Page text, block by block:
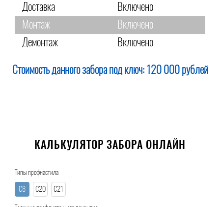
Доставка
Включено
Монтаж
Включено
Демонтаж
Включено
Стоимость данного забора под ключ: 120 000 рублей
КАЛЬКУЛЯТОР ЗАБОРА ОНЛАЙН
Типы профнастила
С8 С20 С21